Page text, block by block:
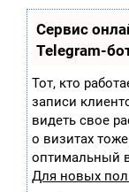
Сервис
Telegram-
Тот, кто
записи
видеть свое
о визитах
оптимальный
Для новых
играх